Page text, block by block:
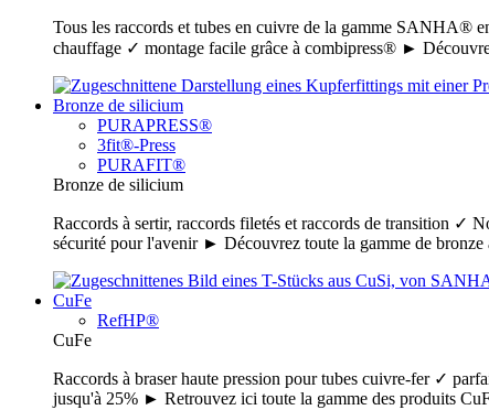
Tous les raccords et tubes en cuivre de la gamme SANHA®
chauffage ✓ montage facile grâce à combipress® ►
Bronze de silicium
PURAPRESS®
3fit®-Press
PURAFIT®
Bronze de silicium
Raccords à sertir, raccords filetés et raccords de transition ✓
sécurité pour l'avenir ► Découvrez toute la gamme de
CuFe
RefHP®
CuFe
Raccords à braser haute pression pour tubes cuivre-fer ✓
jusqu'à 25% ► Retrouvez ici toute la gamme des produits